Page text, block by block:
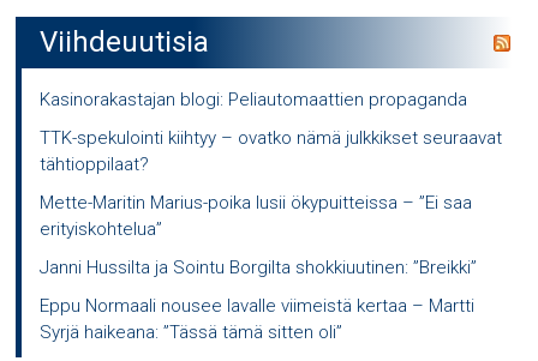
Viihdeuutisia
Kasinorakastajan blogi: Peliautomaattien propaganda
TTK-spekulointi kiihtyy – ovatko nämä julkkikset seuraavat
tähtioppilaat?
Mette-Maritin Marius-poika lusii ökypuitteissa – ”Ei saa
erityiskohtelua”
Janni Hussilta ja Sointu Borgilta shokkiuutinen: ”Breikki”
Eppu Normaali nousee lavalle viimeistä kertaa – Martti
Syrjä haikeana: ”Tässä tämä sitten oli”